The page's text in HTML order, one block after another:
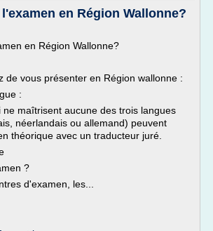
en Région Wallonne?
en Région Wallonne?
de vous présenter en Région wallonne :
:
ne maîtrisent aucune des trois langues
néerlandais ou allemand) peuvent
théorique avec un traducteur juré.
?
d'examen, les...